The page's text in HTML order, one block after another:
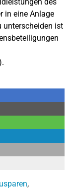
in eine Anlage
unterscheiden ist
,